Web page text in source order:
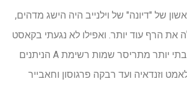
של "דיונה" של וילנייב היה הישג מדהים,
את הרף עוד יותר. ואפילו לא נגעתי בקאסט
המוקם במגחן, ושילבתי יותר מתריסר שמות רשימת A הניתנים
וזנדאיה ועד רבקה פרגוסון וחאבייר